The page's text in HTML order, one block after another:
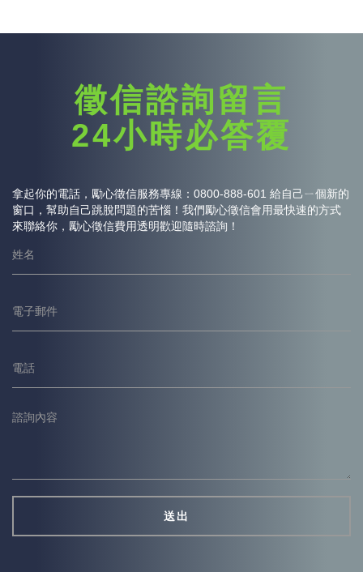
徵信諮詢留言
24小時必答覆
拿起你的電話，勵心徵信服務專線：0800-888-601 給自己ㄧ個新的
窗口，幫助自己跳脫問題的苦惱！我們勵心徵信會用最快速的方式
來聯絡你，勵心徵信費用透明歡迎隨時諮詢！